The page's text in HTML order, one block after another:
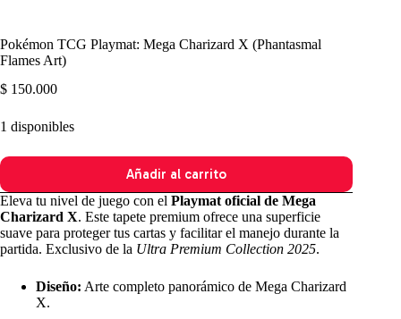
Pokémon TCG Playmat: Mega Charizard X (Phantasmal
Flames Art)
$ 150.000
1 disponibles
Añadir al carrito
Eleva tu nivel de juego con el Playmat oficial de Mega
Charizard X. Este tapete premium ofrece una superficie
suave para proteger tus cartas y facilitar el manejo durante la
partida. Exclusivo de la Ultra Premium Collection 2025.
Diseño: Arte completo panorámico de Mega Charizard
X.